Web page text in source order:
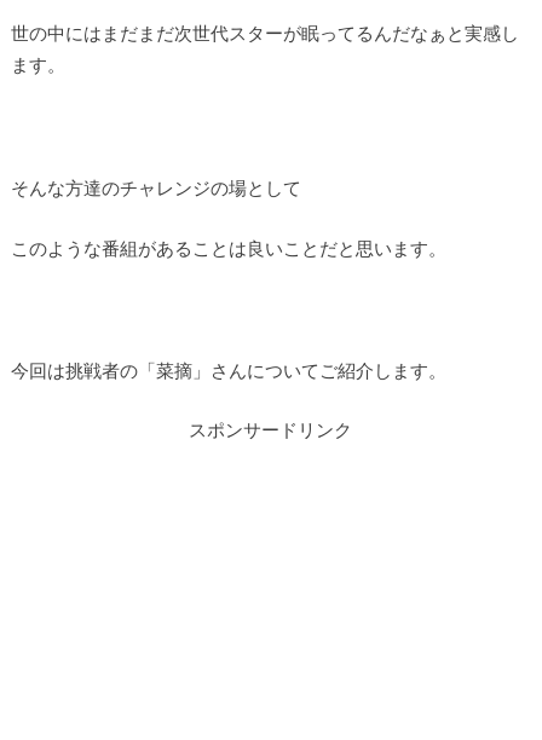
世の中にはまだまだ次世代スターが眠ってるんだなぁと実感し
ます。
そんな方達のチャレンジの場として
このような番組があることは良いことだと思います。
今回は挑戦者の「菜摘」さんについてご紹介します。
スポンサードリンク